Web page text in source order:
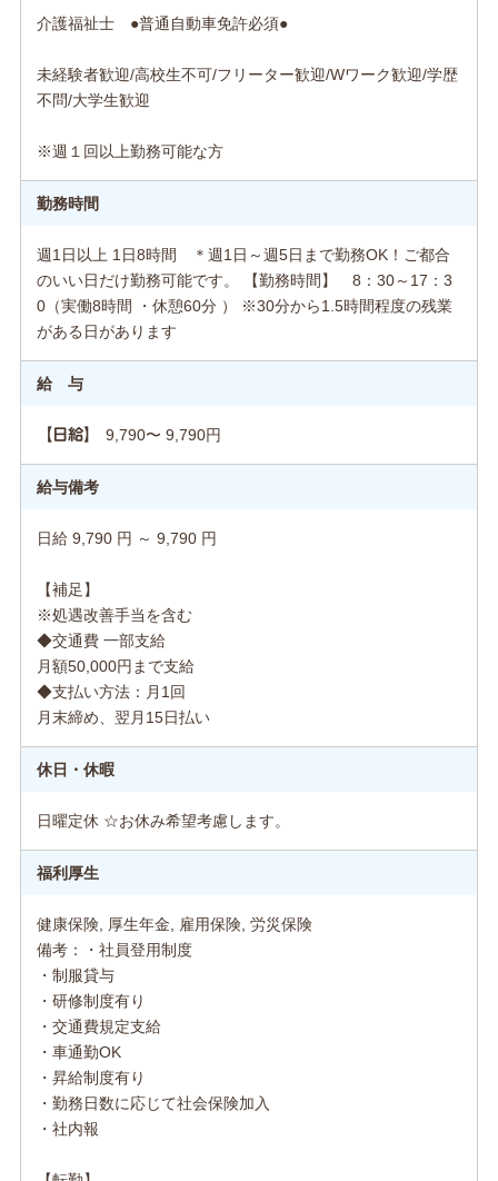
介護福祉士 ●普通自動車免許必須●
未経験者歓迎/高校生不可/フリーター歓迎/Wワーク歓迎/学歴
不問/大学生歓迎
※週１回以上勤務可能な方
勤務時間
週1日以上 1日8時間 ＊週1日～週5日まで勤務OK！ご都合
のいい日だけ勤務可能です。 【勤務時間】 8：30～17：3
0（実働8時間 ・休憩60分 ） ※30分から1.5時間程度の残業
がある日があります
給 与
【日給】 9,790〜 9,790円
給与備考
日給 9,790 円 ～ 9,790 円
【補足】
※処遇改善手当を含む
◆交通費 一部支給
月額50,000円まで支給
◆支払い方法：月1回
月末締め、翌月15日払い
休日・休暇
日曜定休 ☆お休み希望考慮します。
福利厚生
健康保険, 厚生年金, 雇用保険, 労災保険
備考：・社員登用制度
・制服貸与
・研修制度有り
・交通費規定支給
・車通勤OK
・昇給制度有り
・勤務日数に応じて社会保険加入
・社内報